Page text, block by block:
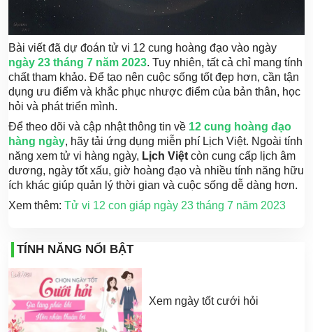
Bài viết đã dự đoán tử vi 12 cung hoàng đạo vào ngày
ngày 23 tháng 7 năm 2023. Tuy nhiên, tất cả chỉ mang tính
chất tham khảo. Để tạo nên cuộc sống tốt đẹp hơn, cần tận
dụng ưu điểm và khắc phục nhược điểm của bản thân, học
hỏi và phát triển mình.
Để theo dõi và cập nhật thông tin về 12 cung hoàng đạo
hàng ngày, hãy tải ứng dụng miễn phí Lịch Việt. Ngoài tính
năng xem tử vi hàng ngày, Lịch Việt còn cung cấp lịch âm
dương, ngày tốt xấu, giờ hoàng đạo và nhiều tính năng hữu
ích khác giúp quản lý thời gian và cuộc sống dễ dàng hơn.
Xem thêm: Tử vi 12 con giáp ngày 23 tháng 7 năm 2023
TÍNH NĂNG NỔI BẬT
Xem ngày tốt cưới hỏi